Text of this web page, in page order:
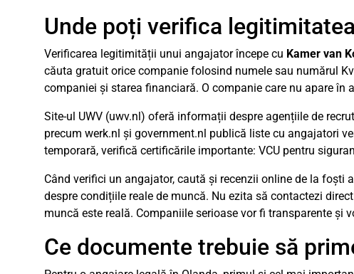
Unde poți verifica
Verificarea legitimității unui angajator începe cu Kamer van
căuta gratuit orice companie folosind numele sau numărul
companiei și starea financiară. O companie care nu apare în
Site-ul UWV (uwv.nl) oferă informații despre agențiile de
precum werk.nl și government.nl publică liste cu angajatori
temporară, verifică certificările importante: VCU pentru
Când verifici un angajator, caută și recenzii online de la foști
despre condițiile reale de muncă. Nu ezita să contactezi
muncă este reală. Companiile serioase vor fi transparente și
Ce documente trebuie să